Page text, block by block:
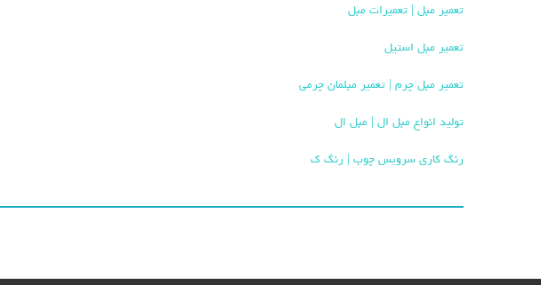
تعمیر مبل | تعمیرات مبل
تعمیر مبل استیل
تعمیر مبل چرم | تعمیر مبلمان چرمی
تولید انواع مبل ال | مبل ال
رنگ کاری سرویس چوب | رنگ ک